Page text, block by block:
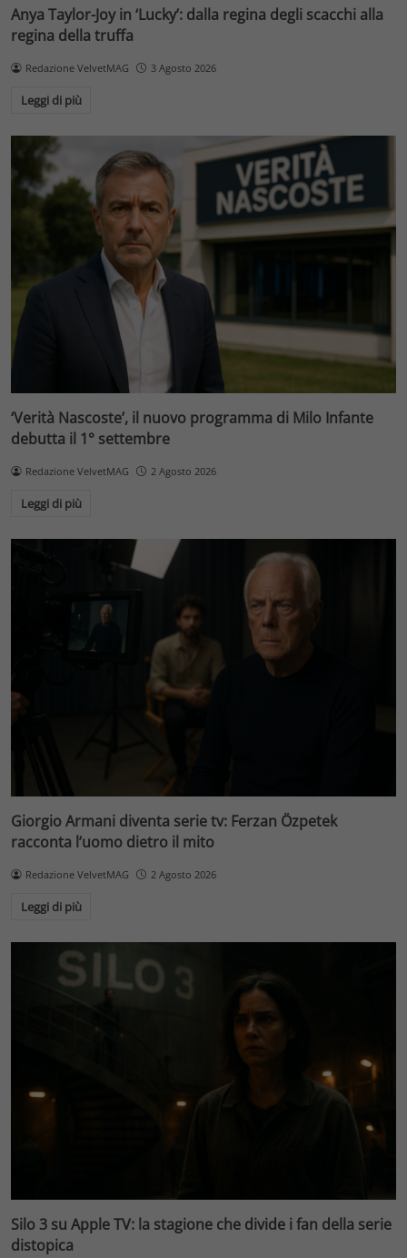
Anya Taylor-Joy in ‘Lucky’: dalla regina degli scacchi alla
regina della truffa
Redazione VelvetMAG 3 Agosto 2026
Leggi di più
‘Verità Nascoste’, il nuovo programma di Milo Infante
debutta il 1° settembre
Redazione VelvetMAG 2 Agosto 2026
Leggi di più
Giorgio Armani diventa serie tv: Ferzan Özpetek
racconta l’uomo dietro il mito
Redazione VelvetMAG 2 Agosto 2026
Leggi di più
Silo 3 su Apple TV: la stagione che divide i fan della serie
distopica